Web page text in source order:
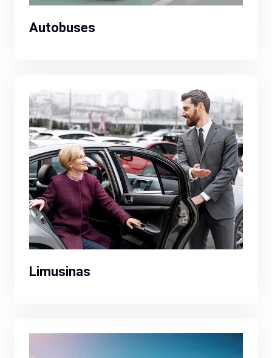
Autobuses
Limusinas